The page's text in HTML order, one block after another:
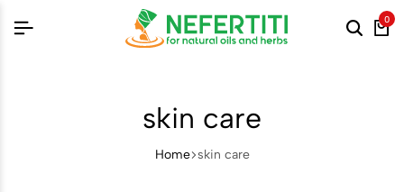
0
skin care
Home skin care